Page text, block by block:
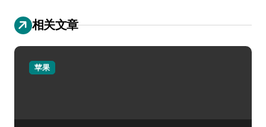
相关文章
苹果